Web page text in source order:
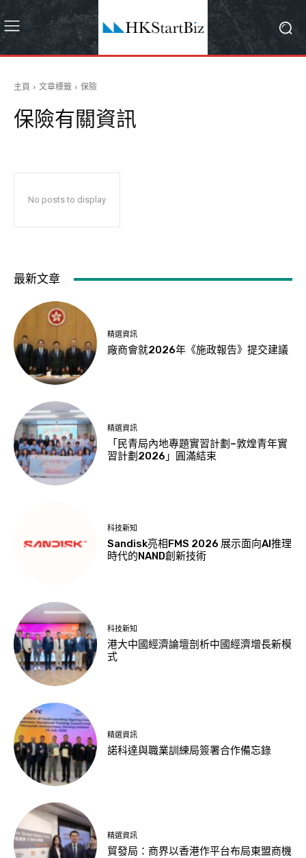
主頁 文章標籤 保險
保險有關資訊
No posts to display
最新文章
精選資訊
廠商會就2026年《施政報告》提交建議
精選資訊
「民青局內地專題實習計劃–敦煌青年實
習計劃2026」圓滿結束
科技新知
Sandisk亮相FMS 2026 展示面向AI推理
時代的NAND創新技術
科技新知
港大中國經濟論壇剖析中國經濟增長新模
式
精選資訊
諾科達與職業訓練局簽署合作備忘錄
精選資訊
貿發局：商界以香港作平台布局東盟商機